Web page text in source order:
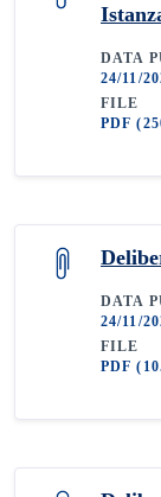
DATA
24/11/
FILE
PDF
DATA
24/11/
FILE
PDF